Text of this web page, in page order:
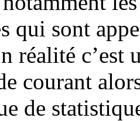
qui sont
réalité c’est
courant
de